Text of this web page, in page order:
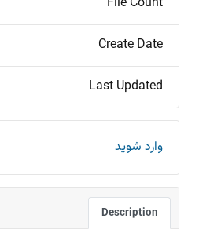
Create Date
Last Updated
وارد شوید
Description